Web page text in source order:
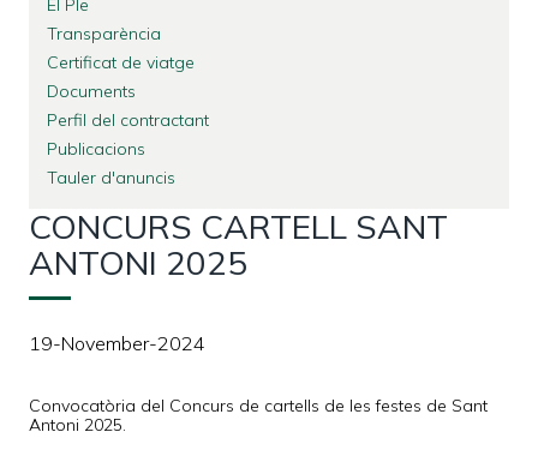
El Ple
Transparència
Certificat de viatge
Documents
Perfil del contractant
Publicacions
Tauler d'anuncis
CONCURS CARTELL SANT
ANTONI 2025
19-November-2024
Convocatòria del Concurs de cartells de les festes de Sant
Antoni 2025.